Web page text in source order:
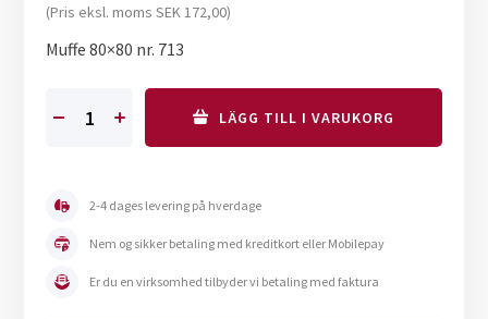
(Pris eksl. momsSEK172,00)
Muffe 80×80 nr. 713
mängd
LÄGG TILL I VARUKORG
2-4 dages levering på hverdage
Nem og sikker betaling med kreditkort eller Mobilepay
Er du en virksomhed tilbyder vi betaling med faktura